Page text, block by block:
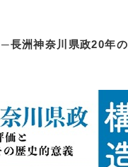
─長洲神奈川県政20年